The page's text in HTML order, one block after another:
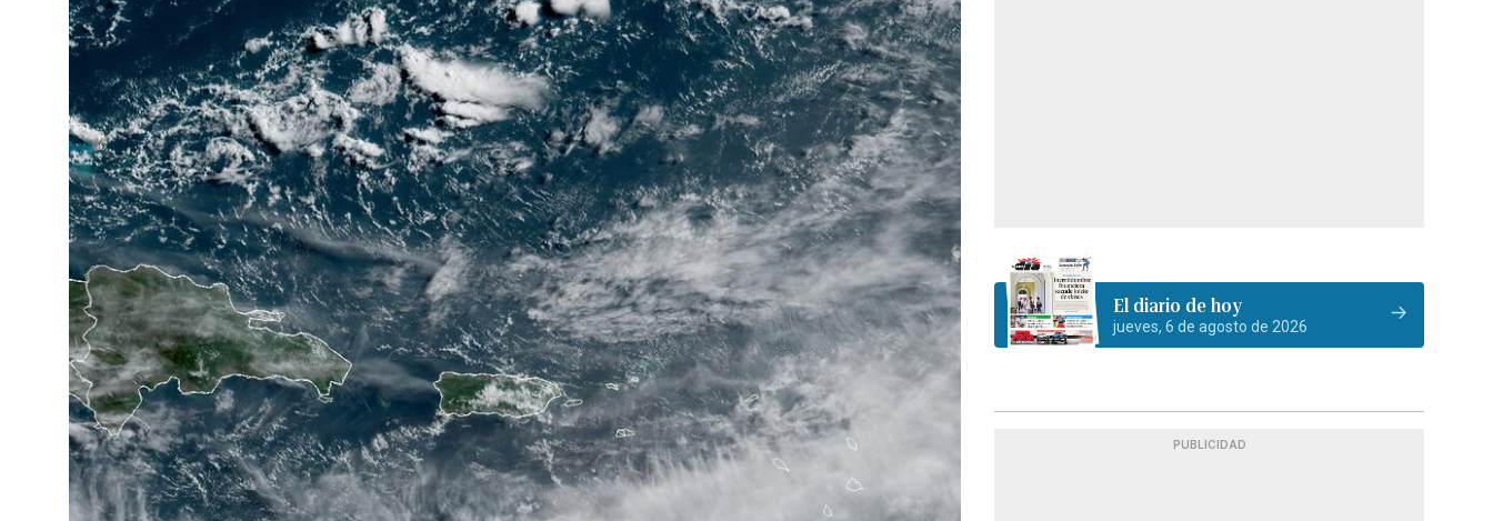
El diario de hoy
jueves, 6 de agosto de 2026
PUBLICIDAD